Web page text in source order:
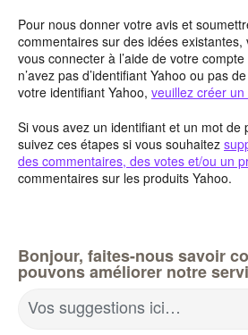
Pour nous donner votre avis et
commentaires sur des idées
vous connecter à l’aide de votre
n’avez pas d’identifiant Yahoo ou pas
votre identifiant Yahoo, veuillez créer
Si vous avez un identifiant et un mot de
suivez ces étapes si vous souhaitez
des commentaires, des votes et/ou un
commentaires sur les produits Yahoo.
Bonjour, faites-nous savoir
pouvons améliorer notre
Vos suggestions ici…